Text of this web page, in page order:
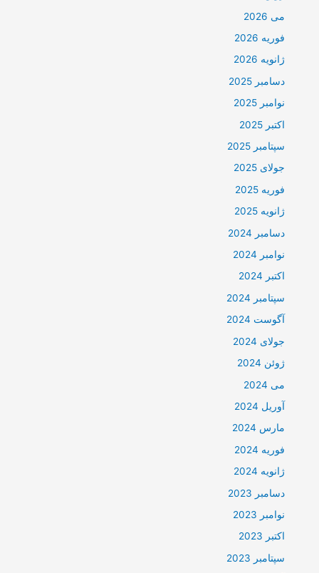
می 2026
فوریه 2026
ژانویه 2026
دسامبر 2025
نوامبر 2025
اکتبر 2025
سپتامبر 2025
جولای 2025
فوریه 2025
ژانویه 2025
دسامبر 2024
نوامبر 2024
اکتبر 2024
سپتامبر 2024
آگوست 2024
جولای 2024
ژوئن 2024
می 2024
آوریل 2024
مارس 2024
فوریه 2024
ژانویه 2024
دسامبر 2023
نوامبر 2023
اکتبر 2023
سپتامبر 2023